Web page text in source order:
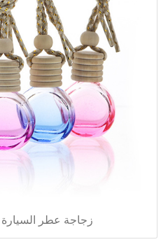
زجاجة عطر السيارة hl5005-10ml